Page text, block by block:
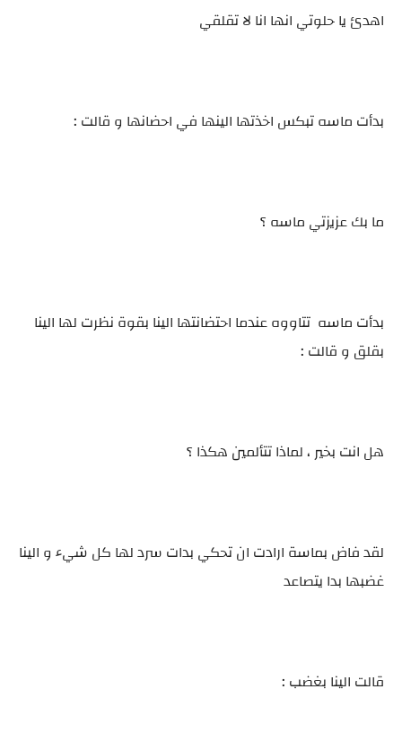
اهدئ يا حلوتي انها انا لا تقلقي
بدأت ماسه تبكس اخذتها الينها في احضانها و قالت :
ما بك عزيزتي ماسه ؟
بدأت ماسه تتاووه عندما احتضانتها الينا بقوة نظرت لها الينا
بقلق و قالت :
هل انت بخير ، لماذا تتألمين هكذا ؟
لقد فاض بماسة ارادت ان تحكي بدات سرد لها كل شيء و الينا
غضبها بدا يتصاعد
قالت الينا بغضب :